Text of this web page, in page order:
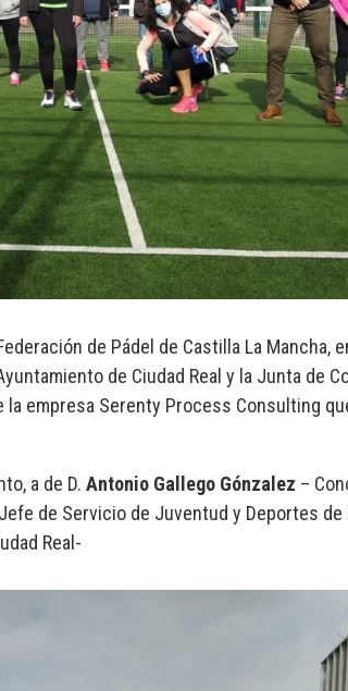
de Pádel de Castilla La Mancha,
de Ciudad Real y la Junta de
la empresa Serenty Process Consulting
a de D. Antonio Gallego Gónzalez –
de Servicio de Juventud y Deportes de
Real-